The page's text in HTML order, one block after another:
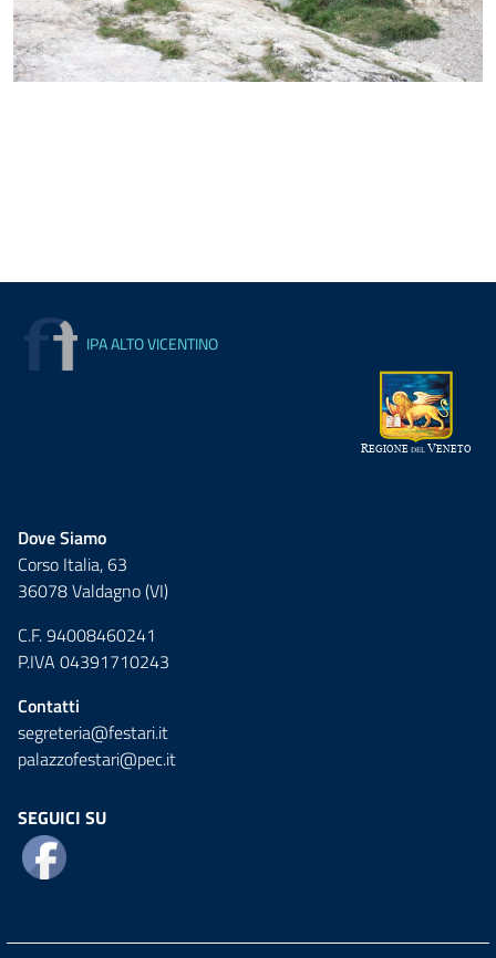
IPA ALTO VICENTINO
Dove Siamo
Corso Italia, 63
36078 Valdagno (VI)
C.F. 94008460241
P.IVA 04391710243
Contatti
segreteria@festari.it
palazzofestari@pec.it
SEGUICI SU